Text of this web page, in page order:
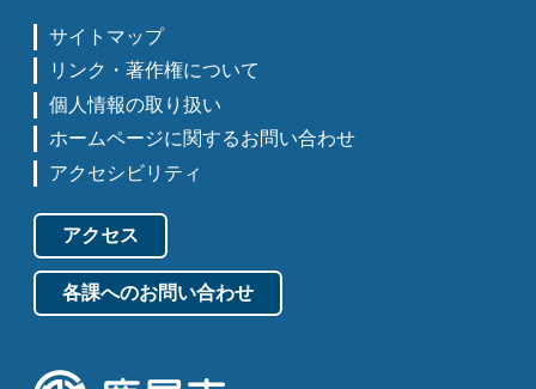
サイトマップ
リンク・著作権について
個人情報の取り扱い
ホームページに関するお問い合わせ
アクセシビリティ
アクセス
各課へのお問い合わせ